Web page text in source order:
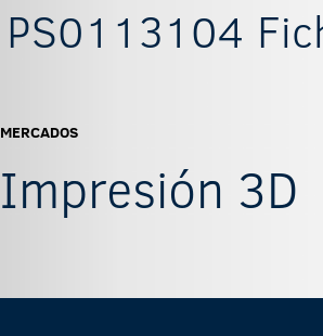
PS0113104
MERCADOS
Impresión 3D